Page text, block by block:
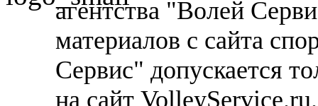
агентства "Волей
материалов с сайта
Сервис" допускается
на сайт